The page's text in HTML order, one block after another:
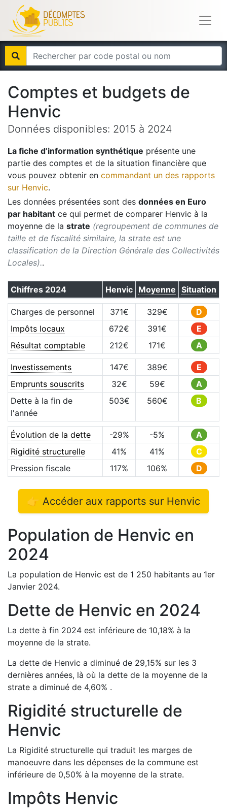
Comptes et budgets de
Henvic
Données disponibles: 2015 à 2024
La fiche d’information synthétique présente une
partie des comptes et de la situation financière que
vous pouvez obtenir en commandant un des rapports
sur Henvic.
Les données présentées sont des données en Euro
par habitant ce qui permet de comparer Henvic à la
moyenne de la strate (regroupement de communes de
taille et de fiscalité similaire, la strate est une
classification de la Direction Générale des Collectivités
Locales)..
Chiffres 2024 Henvic Moyenne Situation
Charges de personnel 371€ 329€
D
Impôts locaux
672€ 391€
E
Résultat comptable
212€ 171€ A
Investissements 147€ 389€
E
Emprunts souscrits
32€ 59€
A
Dette à la fin de
l'année
503€ 560€ B
Évolution de la dette -29% -5%
A
Rigidité structurelle
41% 41%
C
Pression fiscale
117% 106% D
👉 Accéder aux rapports sur Henvic
Population de Henvic en
2024
La population de Henvic est de 1 250 habitants au 1er
Janvier 2024.
Dette de Henvic en 2024
La dette à fin 2024 est inférieure de 10,18% à la
moyenne de la strate.
La dette de Henvic a diminué de 29,15% sur les 3
dernières années, là où la dette de la moyenne de la
strate a diminué de 4,60% .
Rigidité structurelle de
Henvic
La Rigidité structurelle qui traduit les marges de
manoeuvre dans les dépenses de la commune est
inférieure de 0,50% à la moyenne de la strate.
Impôts Henvic